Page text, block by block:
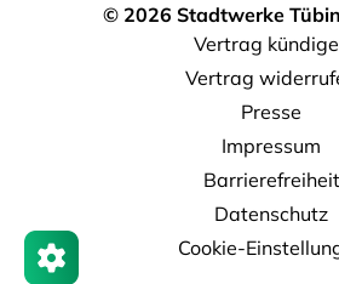
© 2026 Stadtwerke
Vertrag
Vertrag
Presse
Impressum
Barrierefreiheit
Datenschutz
Cookie-